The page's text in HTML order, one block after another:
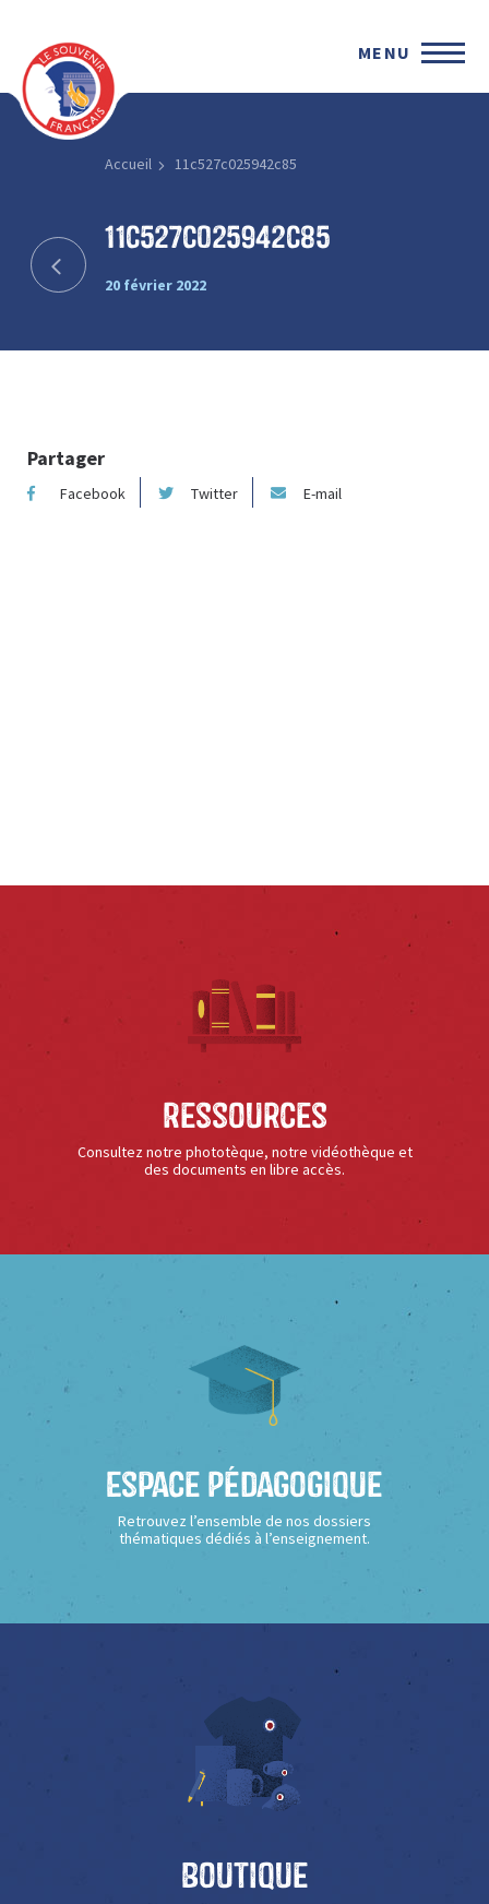
MENU
Accueil 11c527c025942c85
11c527c025942c85
20 février 2022
Partager
Facebook Twitter E-mail
Ressources
Consultez notre phototèque, notre vidéothèque et
des documents en libre accès.
Espace Pédagogique
Retrouvez l’ensemble de nos dossiers
thématiques dédiés à l’enseignement.
Boutique